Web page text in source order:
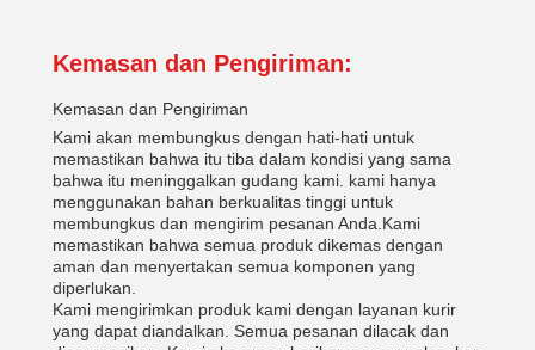
Kemasan dan Pengiriman:
Kemasan dan Pengiriman
Kami akan membungkus dengan hati-hati untuk
memastikan bahwa itu tiba dalam kondisi yang sama
bahwa itu meninggalkan gudang kami. kami hanya
menggunakan bahan berkualitas tinggi untuk
membungkus dan mengirim pesanan Anda.Kami
memastikan bahwa semua produk dikemas dengan
aman dan menyertakan semua komponen yang
diperlukan.
Kami mengirimkan produk kami dengan layanan kurir
yang dapat diandalkan. Semua pesanan dilacak dan